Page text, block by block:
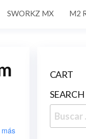
SWORKZ MX M2
CART
Buscar: